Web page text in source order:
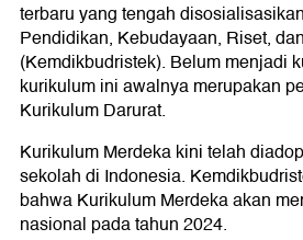
terbaru yang tengah
Pendidikan, Kebudayaan, Riset,
(Kemdikbudristek). Belum menjadi
kurikulum ini awalnya merupakan
Kurikulum Darurat.
Kurikulum Merdeka kini telah
sekolah di Indonesia.
bahwa Kurikulum Merdeka akan
nasional pada tahun 2024.